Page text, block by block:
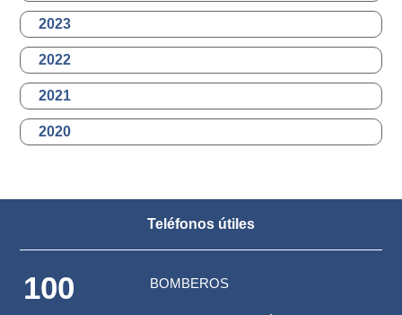
2023
2022
2021
2020
Teléfonos útiles
100 BOMBEROS